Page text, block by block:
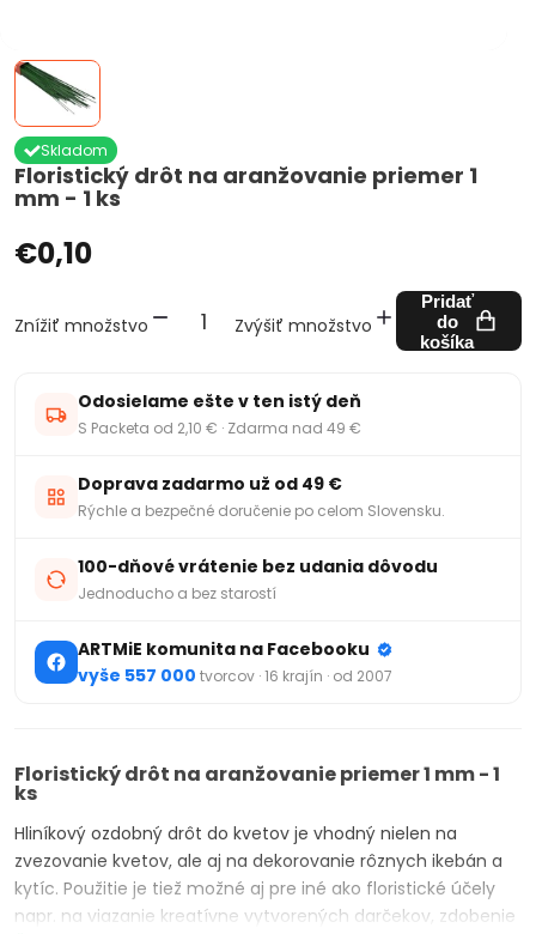
Floristický drôt na aranžovanie priemer 1
mm - 1 ks
Skladom
€0,10
Znížiť množstvo Zvýšiť množstvo
Pridať
do
košíka
Odosielame ešte v ten istý deň
S Packeta od 2,10 € · Zdarma nad 49 €
Doprava zadarmo už od 49 €
Rýchle a bezpečné doručenie po celom Slovensku.
100-dňové vrátenie bez udania dôvodu
Jednoducho a bez starostí
ARTMiE komunita na Facebooku
vyše 557 000 tvorcov · 16 krajín · od 2007
Floristický drôt na aranžovanie priemer 1 mm - 1
ks
Hliníkový ozdobný drôt do kvetov je vhodný nielen na
zvezovanie kvetov, ale aj na dekorovanie rôznych ikebán a
kytíc. Použitie je tiež možné aj pre iné ako floristické účely
napr. na viazanie kreatívne vytvorených darčekov, zdobenie